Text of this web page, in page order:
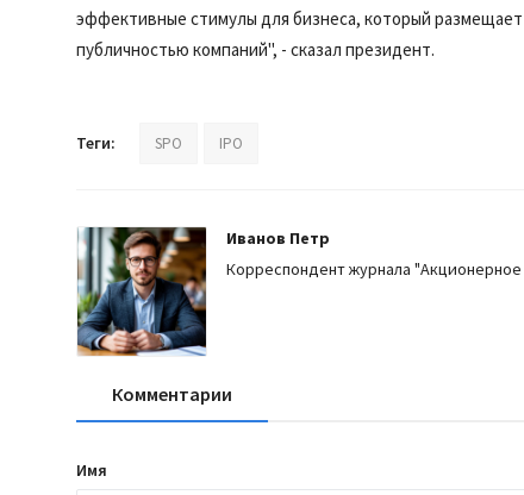
эффективные стимулы для бизнеса, который
публичностью компаний", - сказал президент.
Теги: SPO IPO
Иванов Петр
Корреспондент журнала
Комментарии
Имя